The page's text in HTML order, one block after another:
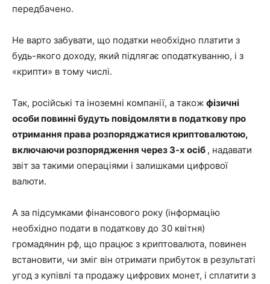
передбачено.
Не варто забувати, що податки необхідно платити з
будь-якого доходу, який підлягає оподаткуванню, і з
«крипти» в тому числі.
Так, російські та іноземні компанії, а також фізичні
особиповинні будуть повідомляти в податкову про
отримання права розпоряджатися криптовалютою,
включаючи розпорядження через 3-х осіб , надавати
звіт за такими операціями і залишками цифрової
валюти.
А за підсумками фінансового року (інформацію
необхідно подати в податкову до 30 квітня)
громадянин рф, що працює з криптовалюта, повинен
встановити, чи зміг він отримати прибуток в результаті
угод з купівлі та продажу цифрових монет, і сплатити з